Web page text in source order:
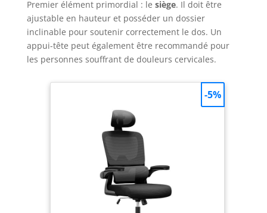
Premier élément primordial : le siège. Il doit être
ajustable en hauteur et posséder un dossier
inclinable pour soutenir correctement le dos. Un
appui-tête peut également être recommandé pour
les personnes souffrant de douleurs cervicales.
-5%